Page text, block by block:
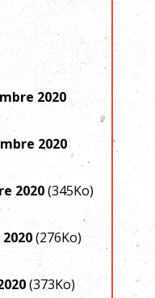
2020
2020
2020(345Ko)
(276Ko)
(373Ko)